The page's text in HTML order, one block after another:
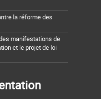
la réforme des
manifestations de
et le projet de loi